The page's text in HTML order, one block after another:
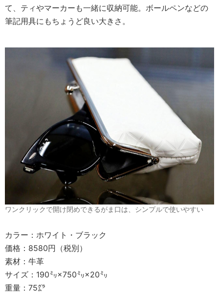
て、ティやマーカーも一緒に収納可能。ボールペンなどの
筆記用具にもちょうど良い大きさ。
ワンクリックで開け閉めできるがま口は、シンプルで使いやすい
カラー：ホワイト・ブラック
価格：8580円（税別）
素材：牛革
サイズ：190㍉×750㍉×20㍉
重量：75㌘